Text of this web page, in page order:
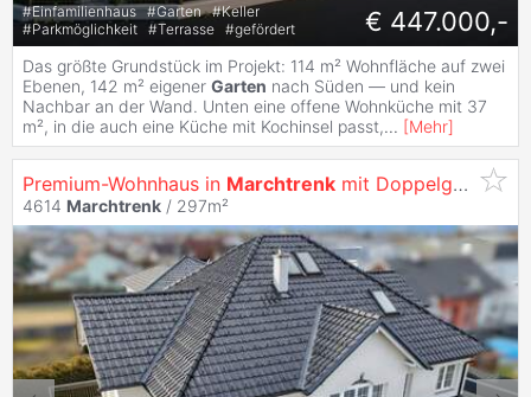
#Einfamilienhaus #Garten #Keller
#Parkmöglichkeit #Terrasse #gefördert € 447.000,-
Das größte Grundstück im Projekt: 114 m² Wohnfläche auf zwei
Ebenen, 142 m² eigener Garten nach Süden — und kein
Nachbar an der Wand. Unten eine offene Wohnküche mit 37
m², in die auch eine Küche mit Kochinsel passt,... [Mehr]
Premium-Wohnhaus in Marchtrenk mit Doppelgarage, Balkon(E), Terrasse, Grillhaus, Keller!
4614 Marchtrenk / 297m²